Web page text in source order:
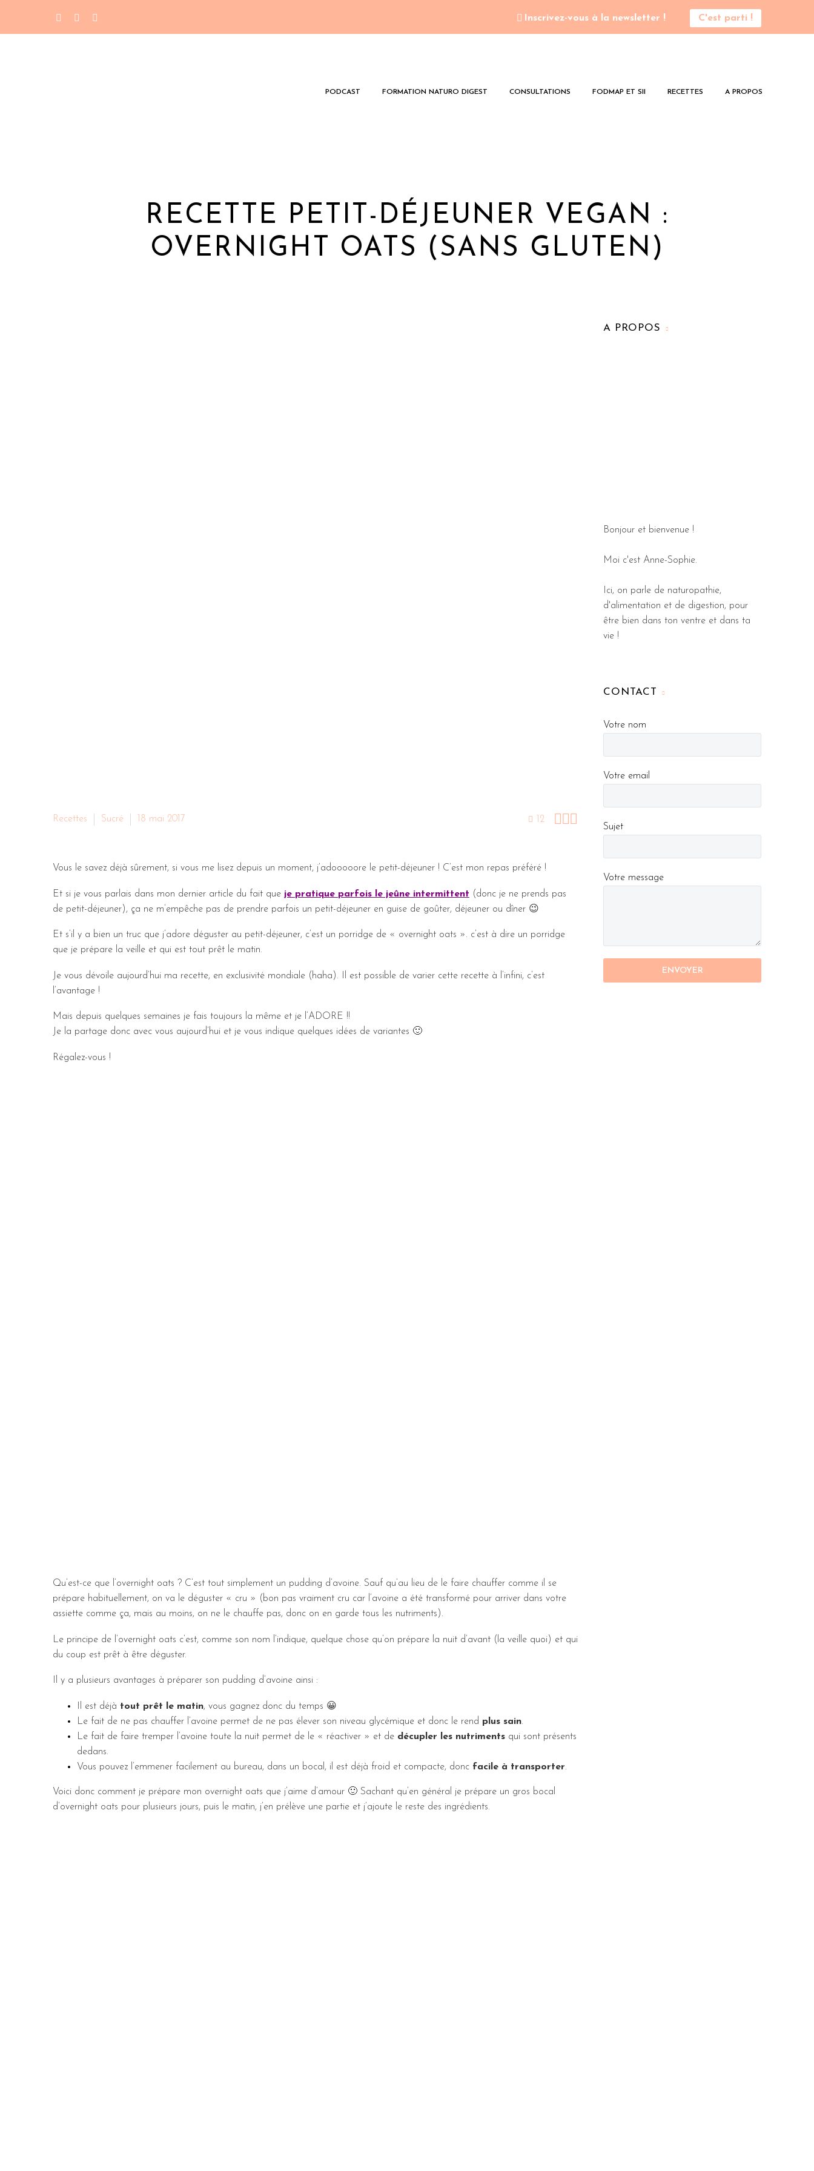
Inscrivez-vous à la newsletter ! C'est parti !
PODCAST FORMATION NATURO DIGEST CONSULTATIONS FODMAP ET SII RECETTES A PROPOS
RECETTE PETIT-DÉJEUNER VEGAN :
OVERNIGHT OATS (SANS GLUTEN)
12 
Recettes Sucré 18 mai 2017
Vous le savez déjà sûrement, si vous me lisez depuis un moment, j’adooooore le petit-déjeuner ! C’est mon repas préféré !
Et si je vous parlais dans mon dernier article du fait que je pratique parfois le jeûne intermittent (donc je ne prends pas
de petit-déjeuner), ça ne m’empêche pas de prendre parfois un petit-déjeuner en guise de goûter, déjeuner ou dîner 😉
Et s’il y a bien un truc que j’adore déguster au petit-déjeuner, c’est un porridge de « overnight oats ». c’est à dire un porridge
que je prépare la veille et qui est tout prêt le matin.
Je vous dévoile aujourd’hui ma recette, en exclusivité mondiale (haha). Il est possible de varier cette recette à l’infini, c’est
l’avantage !
Mais depuis quelques semaines je fais toujours la même et je l’ADORE !!
Je la partage donc avec vous aujourd’hui et je vous indique quelques idées de variantes 🙂
Régalez-vous !
Qu’est-ce que l’overnight oats ? C’est tout simplement un pudding d’avoine. Sauf qu’au lieu de le faire chauffer comme il se
prépare habituellement, on va le déguster « cru » (bon pas vraiment cru car l’avoine a été transformé pour arriver dans votre
assiette comme ça, mais au moins, on ne le chauffe pas, donc on en garde tous les nutriments).
Le principe de l’overnight oats c’est, comme son nom l’indique, quelque chose qu’on prépare la nuit d’avant (la veille quoi) et qui
du coup est prêt à être déguster.
Il y a plusieurs avantages à préparer son pudding d’avoine ainsi :
Il est déjà tout prêt le matin, vous gagnez donc du temps 😀
Le fait de ne pas chauffer l’avoine permet de ne pas élever son niveau glycémique et donc le rend plus sain.
Le fait de faire tremper l’avoine toute la nuit permet de le « réactiver » et de décupler les nutriments qui sont présents
dedans.
Vous pouvez l’emmener facilement au bureau, dans un bocal, il est déjà froid et compacte, donc facile à transporter.
Voici donc comment je prépare mon overnight oats que j’aime d’amour 🙂 Sachant qu’en général je prépare un gros bocal
d’overnight oats pour plusieurs jours, puis le matin, j’en prélève une partie et j’ajoute le reste des ingrédients.
A PROPOS
Bonjour et bienvenue !
Moi c'est Anne-Sophie.
Ici, on parle de naturopathie,
d'alimentation et de digestion, pour
être bien dans ton ventre et dans ta
vie !
CONTACT
Votre nom
Votre email
Sujet
Votre message